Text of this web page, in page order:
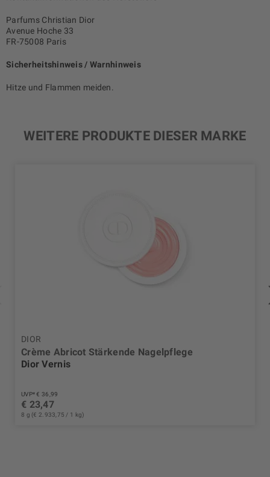
Parfums Christian Dior
Avenue Hoche 33
FR-75008 Paris
Sicherheitshinweis / Warnhinweis
Hitze und Flammen meiden.
WEITERE PRODUKTE DIESER MARKE
DIOR
Crème Abricot Stärkende Nagelpflege
Dior Vernis
UVP* € 36,99
€ 23,47
8 g (€ 2.933,75 / 1 kg)